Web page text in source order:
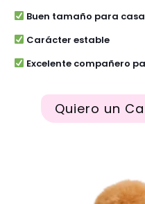
Buen tamaño para
Carácter estable
Excelente compañero
Quiero un